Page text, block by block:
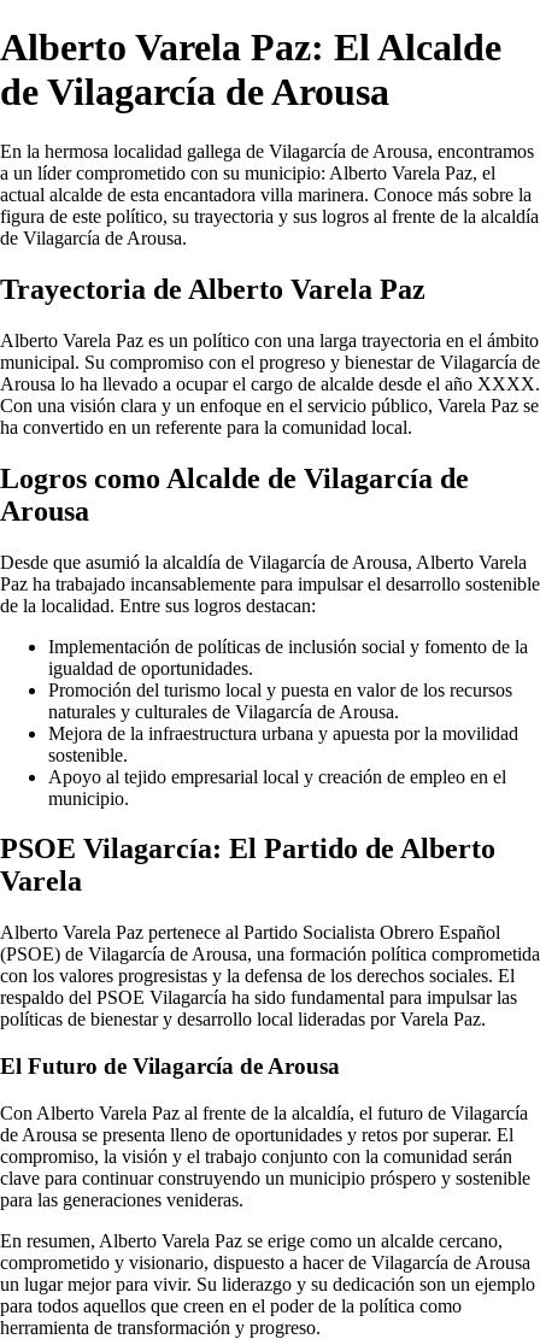
Alberto Varela Paz: El Alcalde
de Vilagarcía de Arousa
En la hermosa localidad gallega de Vilagarcía de Arousa, encontramos
a un líder comprometido con su municipio: Alberto Varela Paz, el
actual alcalde de esta encantadora villa marinera. Conoce más sobre la
figura de este político, su trayectoria y sus logros al frente de la alcaldía
de Vilagarcía de Arousa.
Trayectoria de Alberto Varela Paz
Alberto Varela Paz es un político con una larga trayectoria en el ámbito
municipal. Su compromiso con el progreso y bienestar de Vilagarcía de
Arousa lo ha llevado a ocupar el cargo de alcalde desde el año XXXX.
Con una visión clara y un enfoque en el servicio público, Varela Paz se
ha convertido en un referente para la comunidad local.
Logros como Alcalde de Vilagarcía de
Arousa
Desde que asumió la alcaldía de Vilagarcía de Arousa, Alberto Varela
Paz ha trabajado incansablemente para impulsar el desarrollo sostenible
de la localidad. Entre sus logros destacan:
Implementación de políticas de inclusión social y fomento de la
igualdad de oportunidades.
Promoción del turismo local y puesta en valor de los recursos
naturales y culturales de Vilagarcía de Arousa.
Mejora de la infraestructura urbana y apuesta por la movilidad
sostenible.
Apoyo al tejido empresarial local y creación de empleo en el
municipio.
PSOE Vilagarcía: El Partido de Alberto
Varela
Alberto Varela Paz pertenece al Partido Socialista Obrero Español
(PSOE) de Vilagarcía de Arousa, una formación política comprometida
con los valores progresistas y la defensa de los derechos sociales. El
respaldo del PSOE Vilagarcía ha sido fundamental para impulsar las
políticas de bienestar y desarrollo local lideradas por Varela Paz.
El Futuro de Vilagarcía de Arousa
Con Alberto Varela Paz al frente de la alcaldía, el futuro de Vilagarcía
de Arousa se presenta lleno de oportunidades y retos por superar. El
compromiso, la visión y el trabajo conjunto con la comunidad serán
clave para continuar construyendo un municipio próspero y sostenible
para las generaciones venideras.
En resumen, Alberto Varela Paz se erige como un alcalde cercano,
comprometido y visionario, dispuesto a hacer de Vilagarcía de Arousa
un lugar mejor para vivir. Su liderazgo y su dedicación son un ejemplo
para todos aquellos que creen en el poder de la política como
herramienta de transformación y progreso.